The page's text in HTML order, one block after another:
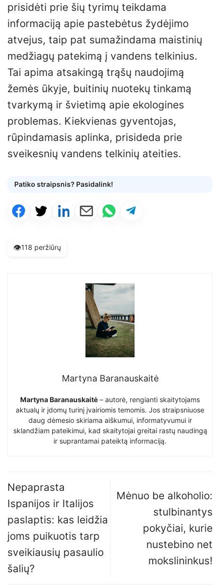
prisidėti prie šių tyrimų teikdama
informaciją apie pastebėtus žydėjimo
atvejus, taip pat sumažindama maistinių
medžiagų patekimą į vandens telkinius.
Tai apima atsakingą trąšų naudojimą
žemės ūkyje, buitinių nuotekų tinkamą
tvarkymą ir švietimą apie ekologines
problemas. Kiekvienas gyventojas,
rūpindamasis aplinka, prisideda prie
sveikesnių vandens telkinių ateities.
Patiko straipsnis? Pasidalink!
👁️118 peržiūrų
Martyna Baranauskaitė
Martyna Baranauskaitė – autorė, rengianti skaitytojams
aktualų ir įdomų turinį įvairiomis temomis. Jos straipsniuose
daug dėmesio skiriama aiškumui, informatyvumui ir
sklandžiam pateikimui, kad skaitytojai greitai rastų naudingą
ir suprantamai pateiktą informaciją.
Nepaprasta
Ispanijos ir Italijos
paslaptis: kas leidžia
joms puikuotis tarp
sveikiausių pasaulio
šalių?
Mėnuo be alkoholio:
stulbinantys
pokyčiai, kurie
nustebino net
mokslininkus!